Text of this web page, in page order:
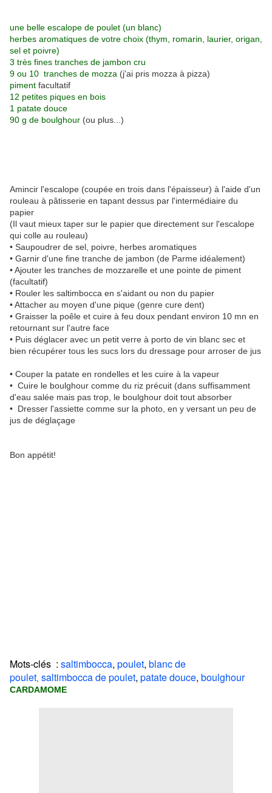
une belle escalope de poulet (un blanc)
herbes aromatiques de votre choix (thym, romarin, laurier, origan,
sel et poivre)
3 très fines tranches de jambon cru
9 ou 10 tranches de mozza (j'ai pris mozza à pizza)
piment facultatif
12 petites piques en bois
1 patate douce
90 g de boulghour (ou plus...)
Amincir l'escalope (coupée en trois dans l'épaisseur) à l'aide d'un
rouleau à pâtisserie en tapant dessus par l'intermédiaire du
papier
(Il vaut mieux taper sur le papier que directement sur l'escalope
qui colle au rouleau)
• Saupoudrer de sel, poivre, herbes aromatiques
• Garnir d'une fine tranche de jambon (de Parme idéalement)
• Ajouter les tranches de mozzarelle et une pointe de piment
(facultatif)
• Rouler les saltimbocca en s'aidant ou non du papier
• Attacher au moyen d'une pique (genre cure dent)
• Graisser la poêle et cuire à feu doux pendant environ 10 mn en
retournant sur l'autre face
• Puis déglacer avec un petit verre à porto de vin blanc sec et
bien récupérer tous les sucs lors du dressage pour arroser de jus
• Couper la patate en rondelles et les cuire à la vapeur
• Cuire le boulghour comme du riz précuit (dans suffisamment
d'eau salée mais pas trop, le boulghour doit tout absorber
• Dresser l'assiette comme sur la photo, en y versant un peu de
jus de déglaçage
Bon appétit!
Mots-clés : saltimbocca, poulet, blanc de
poulet saltimbocca de poulet, patate douce, boulghour
CARDAMOME